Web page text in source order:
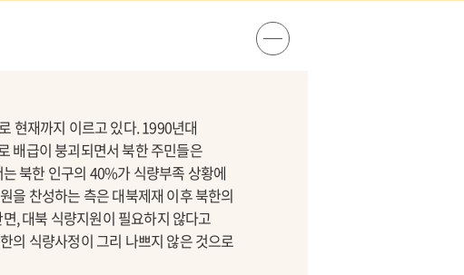
현재까지 이르고 있다. 1990년대
배급이 붕괴되면서 북한 주민들은
북한 인구의 40%가 식량부족 상황에
을 찬성하는 측은 대북제재 이후 북한의
, 대북 식량지원이 필요하지 않다고
의 식량사정이 그리 나쁘지 않은 것으로